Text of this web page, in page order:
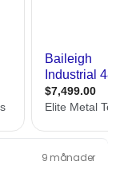
9 månader